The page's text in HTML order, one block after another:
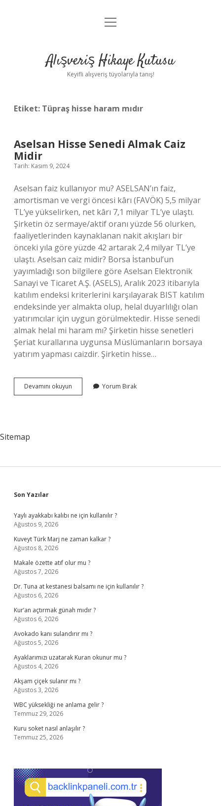
Anasayfa
Yasal Uyarı
menüyü
Alışveriş Hikaye Kutusu
Keyifli alışveriş tüyolarıyla tanış!
Etiket: Tüpraş hisse haram mıdır
Aselsan Hisse Senedi Almak Caiz
Midir
Tarih: Kasım 9, 2024
Aselsan faiz kullanıyor mu? ASELSAN’ın faiz,
amortisman ve vergi öncesi kârı (FAVÖK) 5,5 milyar
TL’ye yükselirken, net kârı 7,1 milyar TL’ye ulaştı.
Şirketin öz sermaye/aktif oranı yüzde 56 olurken,
faaliyetlerinden kaynaklanan nakit akışları bir
önceki yıla göre yüzde 42 artarak 2,4 milyar TL’ye
ulaştı. Aselsan caiz midir? Borsa İstanbul’un
yayımladığı son bilgilere göre Aselsan Elektronik
Sanayi ve Ticaret A.Ş. (ASELS), Aralık 2023 itibarıyla
katılım endeksi kriterlerini karşılayarak BIST katılım
endeksinde yer almakta olup, helal duyarlılığı olan
yatırımcılar için uygun görülmektedir. Hisse senedi
almak helal mi haram mı? Şirketin hisse senetleri
Şeriat kurallarına uygunsa Müslümanların borsaya
yatırım yapması caizdir. Şirketin hisse…
Devamını okuyun
Hisse
Yorum Bırak
Sitemap
Sidebar
Son Yazılar
Yaylı ayakkabı kalıbı ne için kullanılır ?
Ağustos 9, 2026
Kuveyt Türk Marj ne zaman kalkar ?
Ağustos 8, 2026
Makale özette atıf olur mu ?
Ağustos 7, 2026
Dr. Tuna at kestanesi balsamı ne için kullanılır ?
Ağustos 6, 2026
Kur’an açtırmak günah mıdır ?
Ağustos 6, 2026
Avokado kanı sulandırır mı ?
Ağustos 5, 2026
Ayaklarımızı uzatarak Kuran okunur mu ?
Ağustos 4, 2026
Akşam çiçek sulanır mı ?
Ağustos 3, 2026
WBC yüksekliği ne anlama gelir ?
Temmuz 29, 2026
Kuru soket nasıl anlaşılır ?
Temmuz 25, 2026